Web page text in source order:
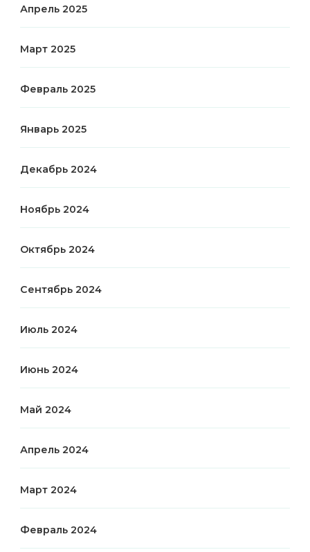
Апрель 2025
Март 2025
Февраль 2025
Январь 2025
Декабрь 2024
Ноябрь 2024
Октябрь 2024
Сентябрь 2024
Июль 2024
Июнь 2024
Май 2024
Апрель 2024
Март 2024
Февраль 2024